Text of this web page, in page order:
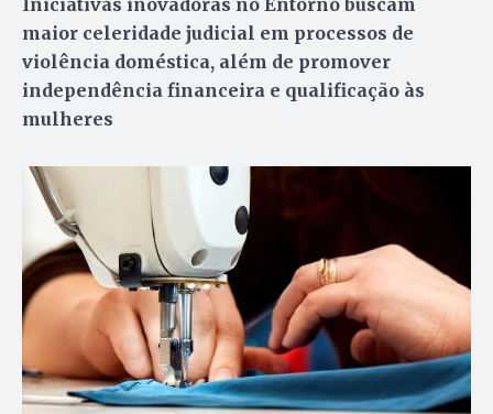
maior celeridade judicial em processos de
violência doméstica, além de promover
independência financeira e qualificação às
mulheres